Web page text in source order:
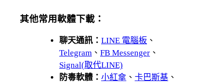
其他常用軟體下載：
聊天通訊： LINE 電腦板 、
Telegram 、 FB Messenger 、
Signal(取代LINE)
防毒軟體： 小紅傘 、 卡巴斯基 、